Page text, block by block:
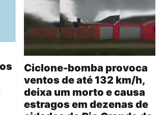
Ciclone-bomba provoca
ventos de até 132 km/h,
deixa um morto e causa
estragos em dezenas de